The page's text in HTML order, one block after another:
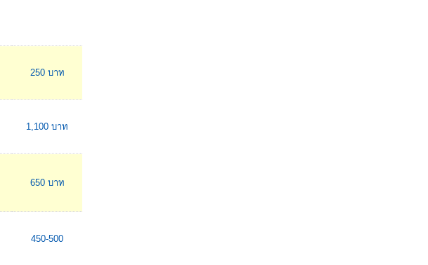
250 บาท
1,100 บาท
650 บาท
450-500